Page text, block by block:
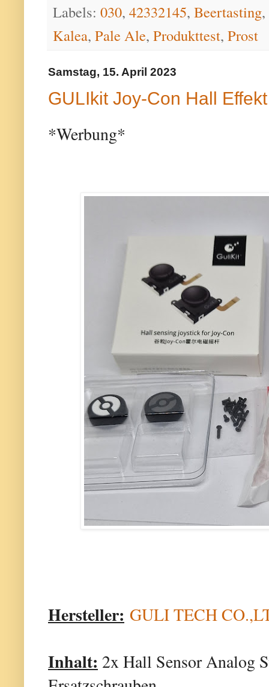
Labels: 030, 42332145, Beertasting,
Kalea, Pale Ale, Produkttest, Prost
Samstag, 15. April 2023
GULIkit Joy-Con Hall
*Werbung*
Hersteller: GULI TECH
Inhalt: 2x Hall Sensor Analog